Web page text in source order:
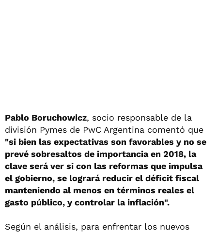
Pablo Boruchowicz, socio responsable de la
división Pymes de PwC Argentina comentó que
"si bien las expectativas son favorables y no se
prevé sobresaltos de importancia en 2018, la
clave será ver si con las reformas que impulsa
el gobierno, se logrará reducir el déficit fiscal
manteniendo al menos en términos reales el
gasto público, y controlar la inflación".
Según el análisis, para enfrentar los nuevos